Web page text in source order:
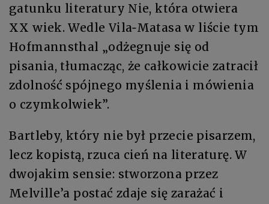
gatunku literatury Nie, która otwiera
XX wiek. Wedle Vila‑Matasa w liście tym
Hofmannsthal „odżegnuje się od
pisania, tłumacząc, że całkowicie zatracił
zdolność spójnego myślenia i mówienia
o czymkolwiek”.
Bartleby, który nie był przecie pisarzem,
lecz kopistą, rzuca cień na literaturę. W
dwojakim sensie: stworzona przez
Melville’a postać zdaje się zarażać i